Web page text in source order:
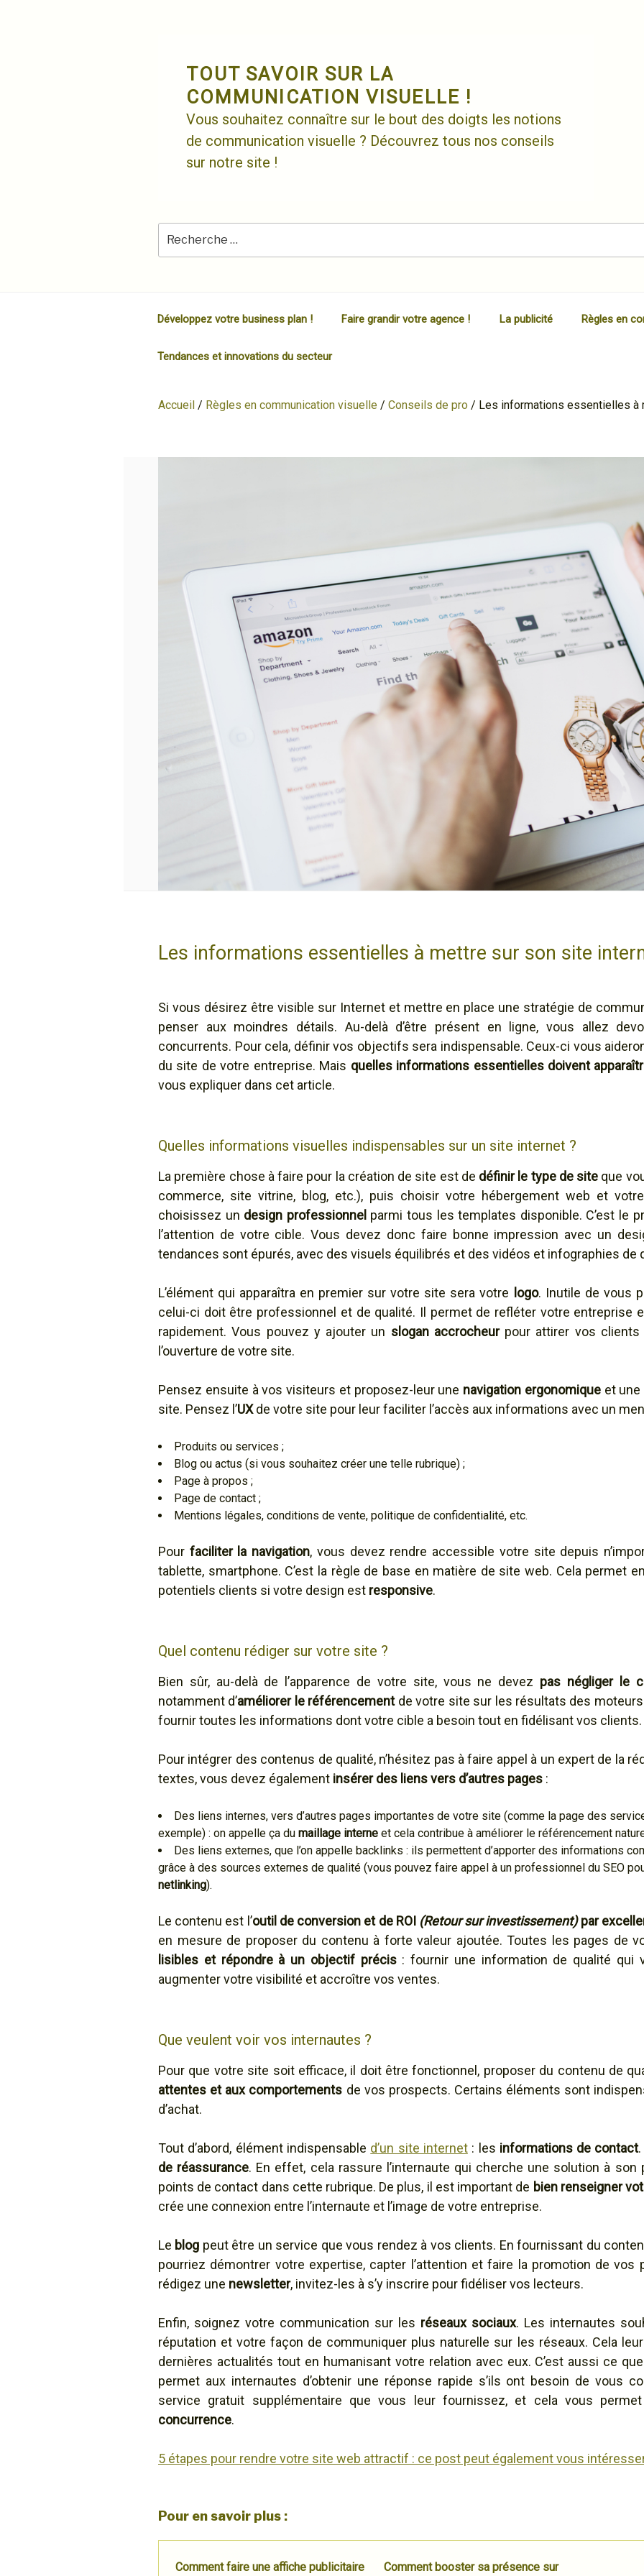
TOUT SAVOIR SUR LA
COMMUNICATION VISUELLE !
Vous souhaitez connaître sur le bout des doigts les notions
de communication visuelle ? Découvrez tous nos conseils
sur notre site !
Développez votre business plan ! Faire grandir votre agence ! La publicité Règles en
Tendances et innovations du secteur
Accueil / Règles en communication visuelle / Conseils de pro / Les informations essentielles
Les informations essentielles à mettre sur son site
Si vous désirez être visible sur Internet et mettre en place une stratégie de
penser aux moindres détails. Au-delà d’être présent en ligne, vous allez
concurrents. Pour cela, définir vos objectifs sera indispensable. Ceux-ci vous
du site de votre entreprise. Mais quelles informations essentielles doivent
vous expliquer dans cet article.
Quelles informations visuelles indispensables sur un site internet ?
La première chose à faire pour la création de site est de définir le type de site que
commerce, site vitrine, blog, etc.), puis choisir votre hébergement web et
choisissez un design professionnel parmi tous les templates disponible. C’est le
l’attention de votre cible. Vous devez donc faire bonne impression avec un
tendances sont épurés, avec des visuels équilibrés et des vidéos et infographies de
L’élément qui apparaîtra en premier sur votre site sera votre logo. Inutile de vous
celui-ci doit être professionnel et de qualité. Il permet de refléter votre entreprise
rapidement. Vous pouvez y ajouter un slogan accrocheurpour attirer vos clients
l’ouverture de votre site.
Pensez ensuite à vos visiteurs et proposez-leur une navigation ergonomiqueet une
site. Pensez l’UXde votre site pour leur faciliter l’accès aux informations avec un
Produits ou services ;
Blog ou actus (si vous souhaitez créer une telle rubrique) ;
Page à propos ;
Page de contact ;
Mentions légales, conditions de vente, politique de confidentialité, etc.
Pour faciliter la navigation, vous devez rendre accessible votre site depuis
tablette, smartphone. C’est la règle de base en matière de site web. Cela permet
potentiels clients si votre design est responsive.
Quel contenu rédiger sur votre site ?
Bien sûr, au-delà de l’apparence de votre site, vous ne devez pas négliger le
notamment d’améliorer le référencementde votre site sur les résultats des
fournir toutes les informations dont votre cible a besoin tout en fidélisant vos clients.
Pour intégrer des contenus de qualité, n’hésitez pas à faire appel à un expert de la
textes, vous devez également insérer des liens vers d’autres pages :
Des liens internes, vers d’autres pages importantes de votre site (comme la page des
exemple) : on appelle ça du maillage interne et cela contribue à améliorer le référencement
Des liens externes, que l’on appelle backlinks : ils permettent d’apporter des informations
grâce à des sources externes de qualité (vous pouvez faire appel à un professionnel du SEO
netlinking).
Le contenu est l’outil de conversion et de ROI (Retour sur investissement)par
en mesure de proposer du contenu à forte valeur ajoutée. Toutes les pages de
lisibles et répondre à un objectif précis: fournir une information de qualité qui
augmenter votre visibilité et accroître vos ventes.
Que veulent voir vos internautes ?
Pour que votre site soit efficace, il doit être fonctionnel, proposer du contenu de
attentes et aux comportements de vos prospects. Certains éléments sont
d’achat.
Tout d’abord, élément indispensable d’un site internet: les informations de contact
de réassurance. En effet, cela rassure l’internaute qui cherche une solution à
points de contact dans cette rubrique. De plus, il est important de bien renseigner
crée une connexion entre l’internaute et l’image de votre entreprise.
Le blog peut être un service que vous rendez à vos clients. En fournissant du
pourriez démontrer votre expertise, capter l’attention et faire la promotion de vos
rédigez une newsletter, invitez-les à s’y inscrire pour fidéliser vos lecteurs.
Enfin, soignez votre communication sur les réseaux sociaux. Les internautes
réputation et votre façon de communiquer plus naturelle sur les réseaux. Cela
dernières actualités tout en humanisant votre relation avec eux. C’est aussi ce
permet aux internautes d’obtenir une réponse rapide s’ils ont besoin de vous
service gratuit supplémentaire que vous leur fournissez, et cela vous
concurrence.
5 étapes pour rendre votre site web attractif : ce post peut également vous
Pour en savoir plus :
Comment faire une affiche publicitaire Comment booster sa présence sur